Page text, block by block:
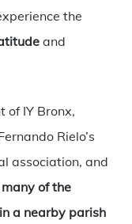
the
and
of IY Bronx,
Rielo’s
association, and
many of the
a nearby parish